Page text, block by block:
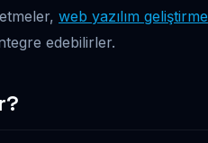
web yazılım geliştirme
edebilirler.